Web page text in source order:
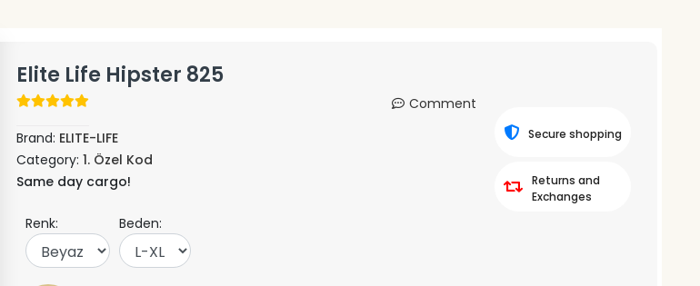
Elite Life Hipster 825
Comment
Brand: ELITE-LIFE
Category: 1. Özel Kod
Same day cargo!
Renk: Beden:
Secure shopping
Returns and
Exchanges